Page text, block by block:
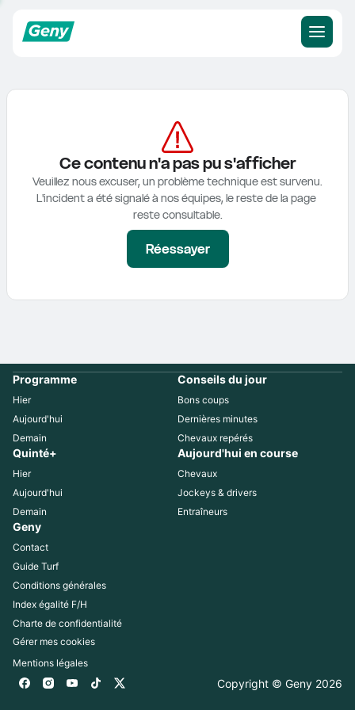
Ce contenu n'a pas pu s'afficher
Veuillez nous excuser, un problème technique est survenu.
L'incident a été signalé à nos équipes, le reste de la page
reste consultable.
Réessayer
Programme
Hier
Aujourd'hui
Demain
Conseils du jour
Bons coups
Dernières minutes
Chevaux repérés
Quinté+
Hier
Aujourd'hui
Demain
Aujourd'hui en course
Chevaux
Jockeys & drivers
Entraîneurs
Geny
Contact
Guide Turf
Conditions générales
Index égalité F/H
Charte de confidentialité
Gérer mes cookies
Mentions légales
Copyright © Geny 2026